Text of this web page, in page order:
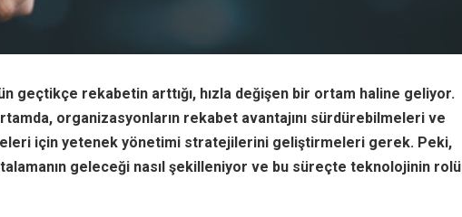
geçtikçe rekabetin arttığı, hızla değişen bir ortam haline geliyor.
organizasyonların rekabet avantajını sürdürebilmeleri ve
için yetenek yönetimi stratejilerini geliştirmeleri gerek. Peki,
geleceği nasıl şekilleniyor ve bu süreçte teknolojinin rolü